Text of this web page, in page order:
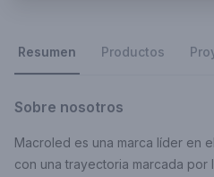
Resumen Productos
Sobre nosotros
Macroled es una marca líder en
con una trayectoria marcada por